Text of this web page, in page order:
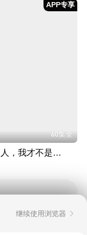
APP专享
60集全
父亲大人，我才不是炮灰女配
继续使用浏览器